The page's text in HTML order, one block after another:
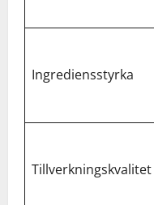
Ingrediensstyrka
Tillverkningskvalitet